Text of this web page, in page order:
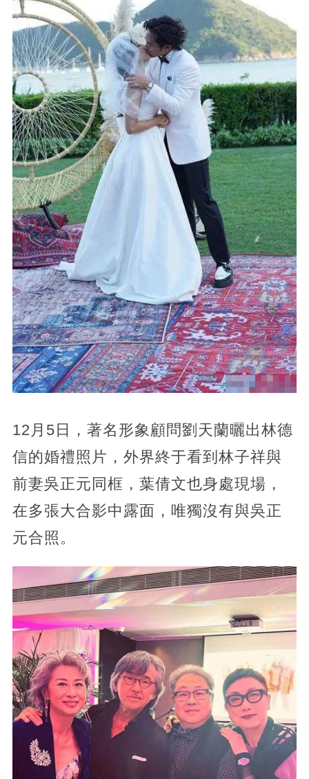
12月5日，著名形象顧問劉天蘭曬出林德
信的婚禮照片，外界終于看到林子祥與
前妻吳正元同框，葉倩文也身處現場，
在多張大合影中露面，唯獨沒有與吳正
元合照。